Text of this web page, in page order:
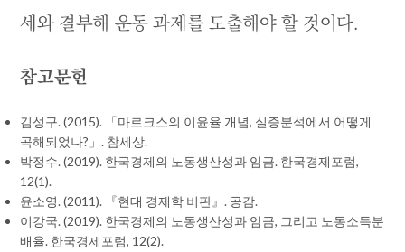
세와 결부해 운동 과제를 도출해야 할 것이다.
참고문헌
김성구. (2015). 「마르크스의 이윤율 개념, 실증분석에서 어떻게
곡해되었나?」. 참세상.
박정수. (2019). 한국경제의 노동생산성과 임금. 한국경제포럼,
12(1).
윤소영. (2011). 『현대 경제학 비판』. 공감.
이강국. (2019). 한국경제의 노동생산성과 임금, 그리고 노동소득분
배율. 한국경제포럼, 12(2).